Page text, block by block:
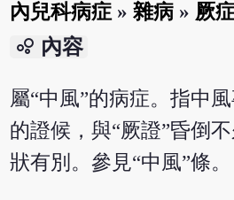
內兒科病症 »雜病 » 厥
bubble_chart 內容
屬“中風”的病症。指中
的證候，與“厥證”昏倒
狀有別。參見“中風”條。